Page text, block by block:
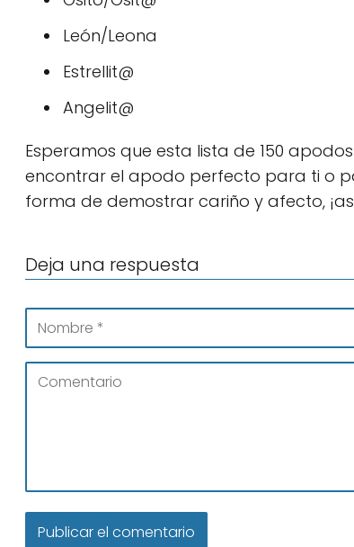
León/Leona
Estrellit@
Angelit@
Esperamos que esta lista de 150
encontrar el apodo perfecto para ti o
forma de demostrar cariño y afecto,
Deja una respuesta